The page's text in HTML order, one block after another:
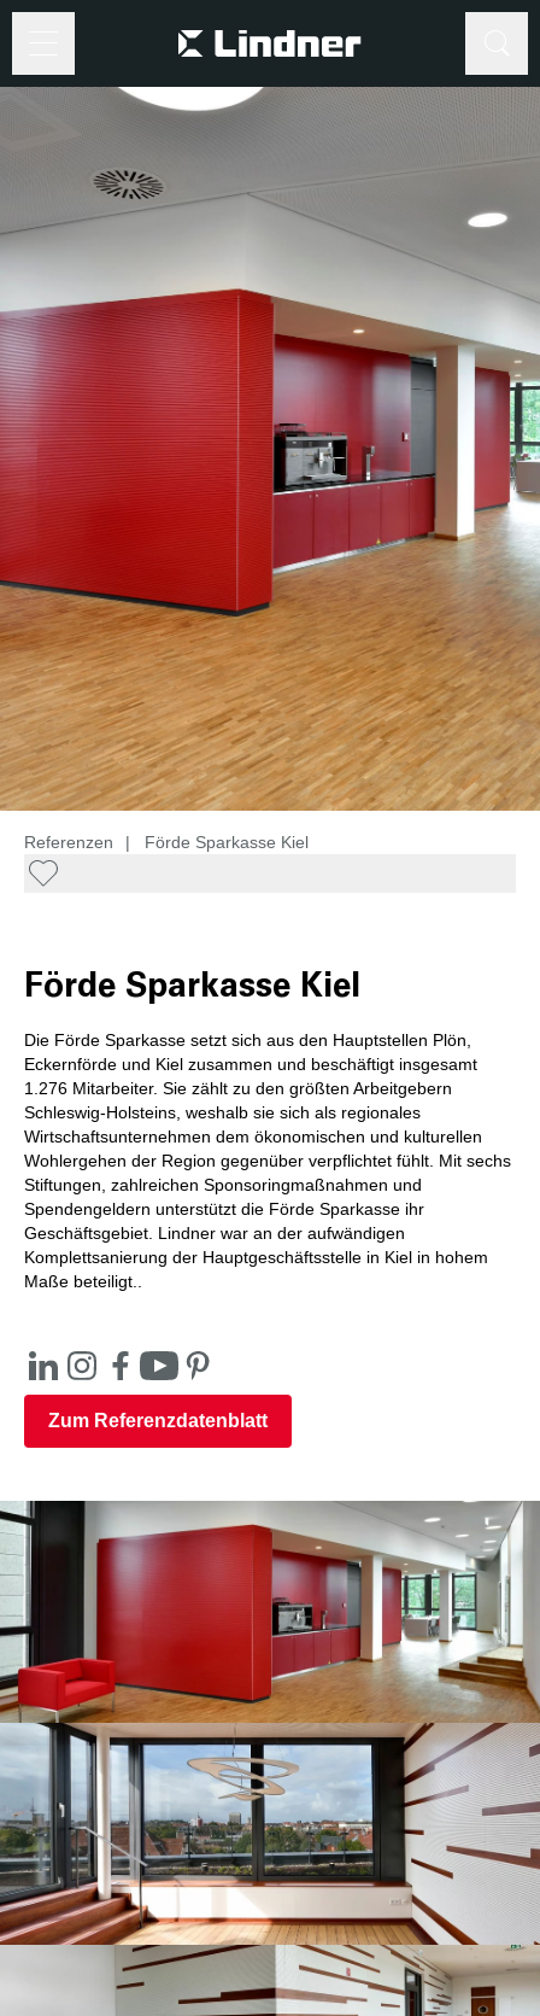
Referenzen | Förde Sparkasse Kiel
Förde Sparkasse Kiel
Die Förde Sparkasse setzt sich aus den Hauptstellen Plön,
Eckernförde und Kiel zusammen und beschäftigt insgesamt
1.276 Mitarbeiter. Sie zählt zu den größten Arbeitgebern
Schleswig-Holsteins, weshalb sie sich als regionales
Wirtschaftsunternehmen dem ökonomischen und kulturellen
Wohlergehen der Region gegenüber verpflichtet fühlt. Mit sechs
Stiftungen, zahlreichen Sponsoringmaßnahmen und
Spendengeldern unterstützt die Förde Sparkasse ihr
Geschäftsgebiet. Lindner war an der aufwändigen
Komplettsanierung der Hauptgeschäftsstelle in Kiel in hohem
Maße beteiligt..
Zum Referenzdatenblatt